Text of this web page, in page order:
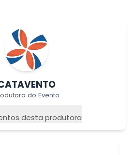
do Evento
desta produtora